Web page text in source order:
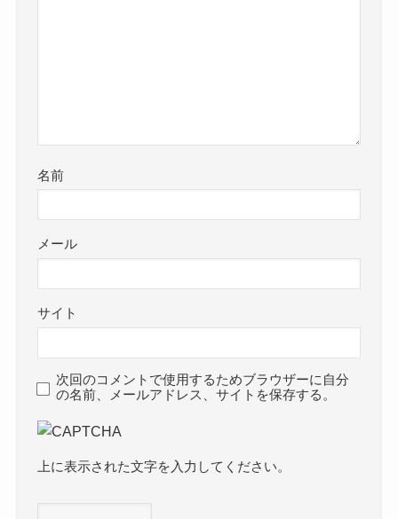
名前
メール
サイト
次回のコメントで使用するためブラウザーに自分
の名前、メールアドレス、サイトを保存する。
上に表示された文字を入力してください。